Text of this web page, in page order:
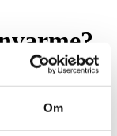
Om